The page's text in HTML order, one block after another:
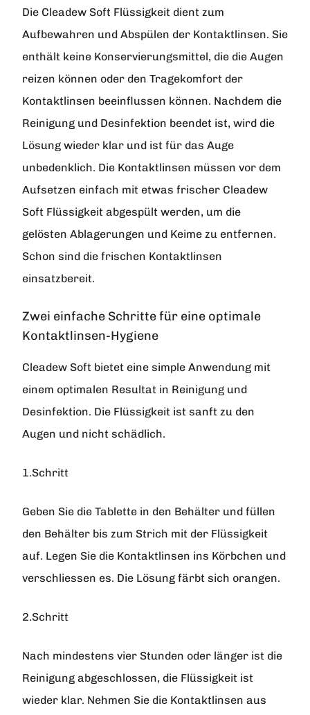
Die Cleadew Soft Flüssigkeit dient zum
Aufbewahren und Abspülen der Kontaktlinsen. Sie
enthält keine Konservierungsmittel, die die Augen
reizen können oder den Tragekomfort der
Kontaktlinsen beeinflussen können. Nachdem die
Reinigung und Desinfektion beendet ist, wird die
Lösung wieder klar und ist für das Auge
unbedenklich. Die Kontaktlinsen müssen vor dem
Aufsetzen einfach mit etwas frischer Cleadew
Soft Flüssigkeit abgespült werden, um die
gelösten Ablagerungen und Keime zu entfernen.
Schon sind die frischen Kontaktlinsen
einsatzbereit.
Zwei einfache Schritte für eine optimale
Kontaktlinsen-Hygiene
Cleadew Soft bietet eine simple Anwendung mit
einem optimalen Resultat in Reinigung und
Desinfektion. Die Flüssigkeit ist sanft zu den
Augen und nicht schädlich.
1.Schritt
Geben Sie die Tablette in den Behälter und füllen
den Behälter bis zum Strich mit der Flüssigkeit
auf. Legen Sie die Kontaktlinsen ins Körbchen und
verschliessen es. Die Lösung färbt sich orangen.
2.Schritt
Nach mindestens vier Stunden oder länger ist die
Reinigung abgeschlossen, die Flüssigkeit ist
wieder klar. Nehmen Sie die Kontaktlinsen aus